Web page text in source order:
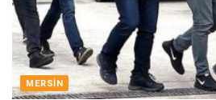
MERSIN